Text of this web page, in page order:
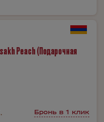
Peach (Подарочная
Бронь в 1 клик